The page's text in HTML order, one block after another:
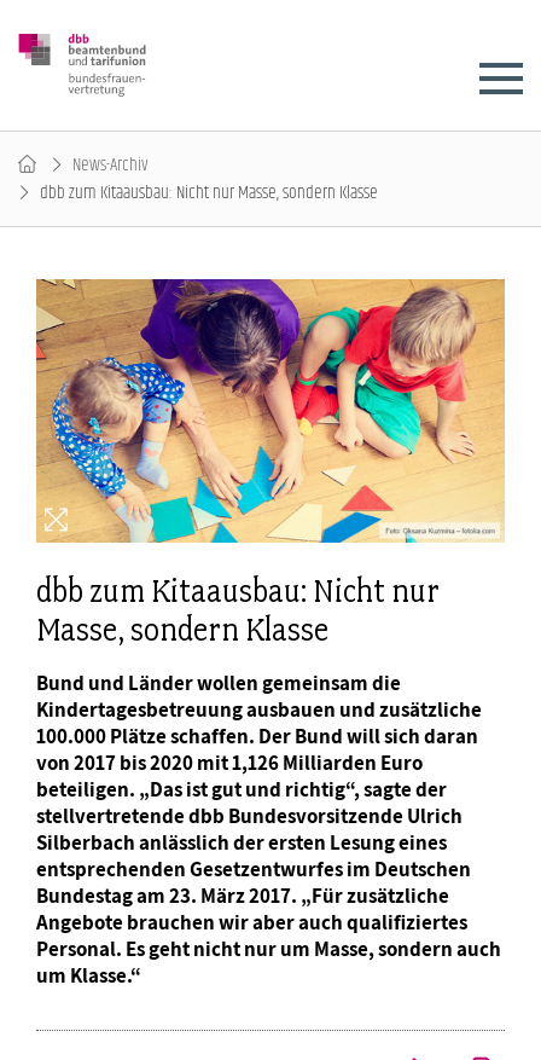
News-Archiv
dbb zum Kitaausbau: Nicht nur Masse, sondern Klasse
dbb zum Kitaausbau: Nicht nur
Masse, sondern Klasse
Bund und Länder wollen gemeinsam die
Kindertagesbetreuung ausbauen und zusätzliche
100.000 Plätze schaffen. Der Bund will sich daran
von 2017 bis 2020 mit 1,126 Milliarden Euro
beteiligen. „Das ist gut und richtig“, sagte der
stellvertretende dbb Bundesvorsitzende Ulrich
Silberbach anlässlich der ersten Lesung eines
entsprechenden Gesetzentwurfes im Deutschen
Bundestag am 23. März 2017. „Für zusätzliche
Angebote brauchen wir aber auch qualifiziertes
Personal. Es geht nicht nur um Masse, sondern auch
um Klasse.“